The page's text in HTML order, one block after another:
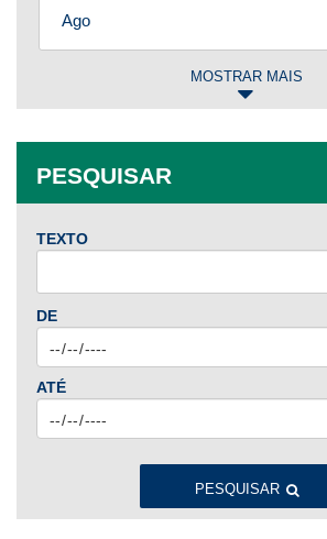
Ago
2025
Jan Fev Mar Abr Mai
Ago
Set Out
2024
Jan Fev Mar Abr Mai
Ago
Set Out Nov Dez
Nov Dez
MOSTRAR MAIS
PESQUISAR
TEXTO
DE
ATÉ
PESQUISAR